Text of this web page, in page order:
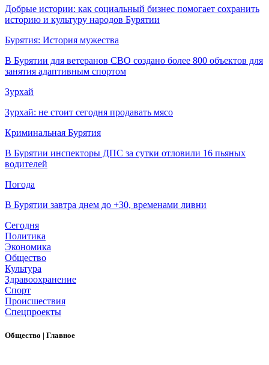
Добрые истории: как социальный бизнес помогает сохранить
историю и культуру народов Бурятии
Бурятия: История мужества
В Бурятии для ветеранов СВО создано более 800 объектов для
занятия адаптивным спортом
Зурхай
Зурхай: не стоит сегодня продавать мясо
Криминальная Бурятия
В Бурятии инспекторы ДПС за сутки отловили 16 пьяных
водителей
Погода
В Бурятии завтра днем до +30, временами ливни
Сегодня
Политика
Экономика
Общество
Культура
Здравоохранение
Спорт
Происшествия
Спецпроекты
Общество | Главное